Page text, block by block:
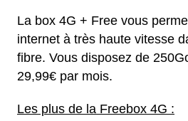
La box 4G + Free vous
internet à très haute vitesse
fibre. Vous disposez de
29,99€ par mois.
Les plus de la Freebox 4G :